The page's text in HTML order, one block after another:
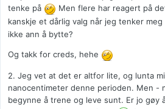
tenke på
Men flere har reagert på
kanskje et dårlig valg når jeg tenker meg
ikke ann å bytte?
Og takk for creds, hehe
2. Jeg vet at det er altfor lite, og lunta
nanocentimeter denne perioden. Men -
begynne å trene og leve sunt. Er jo gøy